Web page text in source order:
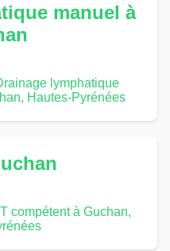
manuel à
lymphatique
Hautes-Pyrénées
compétent à Guchan,